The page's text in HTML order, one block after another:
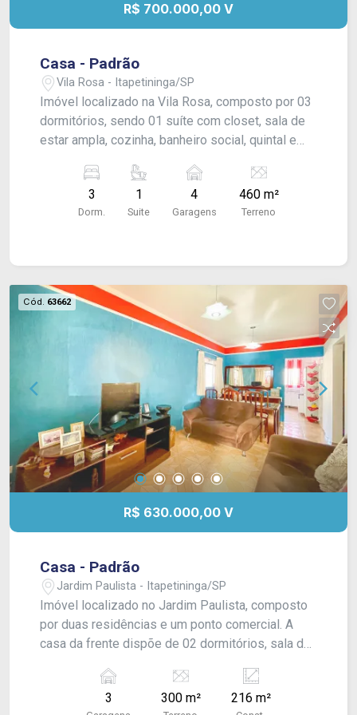
R$ 700.000,00 V
Casa - Padrão
Vila Rosa - Itapetininga/SP
Imóvel localizado na Vila Rosa, composto por 03
dormitórios, sendo 01 suíte com closet, sala de
estar ampla, cozinha, banheiro social, quintal e
com acabamento em laje, piso frio e carpete.
3
Dorm.
1
Suite
4
Garagens
460 m²
Terreno
Cód. 63662
R$ 630.000,00 V
Casa - Padrão
Jardim Paulista - Itapetininga/SP
Imóvel localizado no Jardim Paulista, composto
por duas residências e um ponto comercial. A
casa da frente dispõe de 02 dormitórios, sala de
garagem com portão automático, com capacidade
para 02 veículos. A casa dos fundos conta com
3 300 m² 216 m²